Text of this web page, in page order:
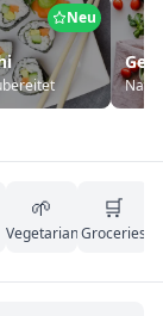
Neu
Enter veya
🌱
Vegetarian
🛒
Groceries